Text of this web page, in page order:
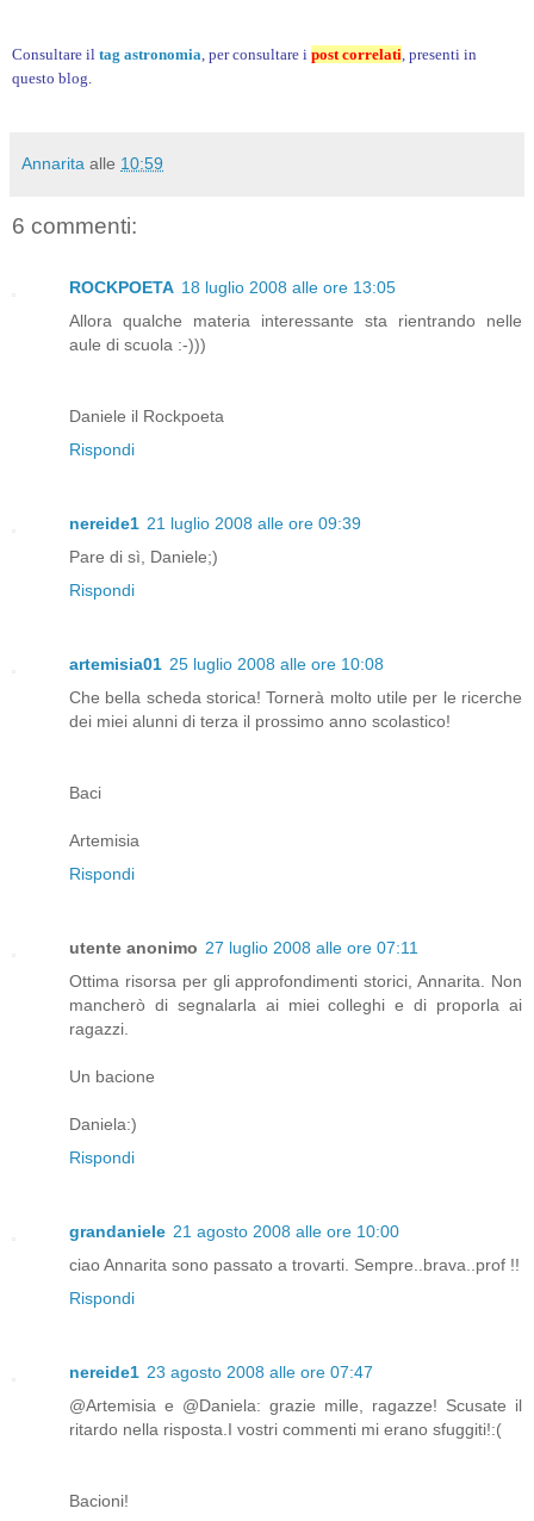
Consultare il tag astronomia, per consultare i post correlati, presenti in
questo blog.
Annarita alle 10:59
6 commenti:
ROCKPOETA 18 luglio 2008 alle ore 13:05
Allora qualche materia interessante sta rientrando nelle
aule di scuola :-)))
Daniele il Rockpoeta
Rispondi
nereide1 21 luglio 2008 alle ore 09:39
Pare di sì, Daniele;)
Rispondi
artemisia01 25 luglio 2008 alle ore 10:08
Che bella scheda storica! Tornerà molto utile per le ricerche
dei miei alunni di terza il prossimo anno scolastico!
Baci
Artemisia
Rispondi
utente anonimo 27 luglio 2008 alle ore 07:11
Ottima risorsa per gli approfondimenti storici, Annarita. Non
mancherò di segnalarla ai miei colleghi e di proporla ai
ragazzi.
Un bacione
Daniela:)
Rispondi
grandaniele 21 agosto 2008 alle ore 10:00
ciao Annarita sono passato a trovarti. Sempre..brava..prof !!
Rispondi
nereide1 23 agosto 2008 alle ore 07:47
@Artemisia e @Daniela: grazie mille, ragazze! Scusate il
ritardo nella risposta.I vostri commenti mi erano sfuggiti!:(
Bacioni!